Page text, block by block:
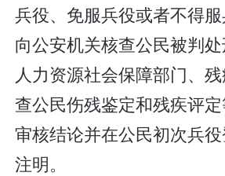
兵役、免服兵役或者不得
向公安机关核查公民被判
人力资源社会保障部门、
查公民伤残鉴定和残疾评
审核结论并在公民初次兵
注明。